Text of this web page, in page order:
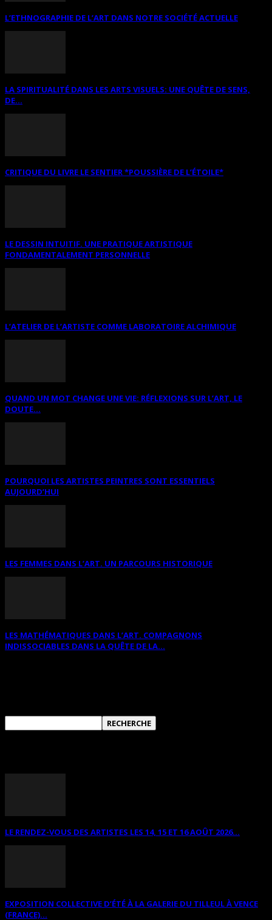
L’ETHNOGRAPHIE DE L’ART DANS NOTRE SOCIÉTÉ ACTUELLE
LA SPIRITUALITÉ DANS LES ARTS VISUELS: UNE QUÊTE DE SENS,
DE...
CRITIQUE DU LIVRE LE SENTIER *POUSSIÈRE DE L’ÉTOILE*
LE DESSIN INTUITIF. UNE PRATIQUE ARTISTIQUE
FONDAMENTALEMENT PERSONNELLE
L’ATELIER DE L’ARTISTE COMME LABORATOIRE ALCHIMIQUE
QUAND UN MOT CHANGE UNE VIE: RÉFLEXIONS SUR L’ART, LE
DOUTE...
POURQUOI LES ARTISTES PEINTRES SONT ESSENTIELS
AUJOURD’HUI
LES FEMMES DANS L’ART. UN PARCOURS HISTORIQUE
LES MATHÉMATIQUES DANS L’ART. COMPAGNONS
INDISSOCIABLES DANS LA QUÊTE DE LA...
LE RENDEZ-VOUS DES ARTISTES LES 14, 15 ET 16 AOÛT 2026...
EXPOSITION COLLECTIVE D’ÉTÉ À LA GALERIE DU TILLEUL À VENCE
(FRANCE)...